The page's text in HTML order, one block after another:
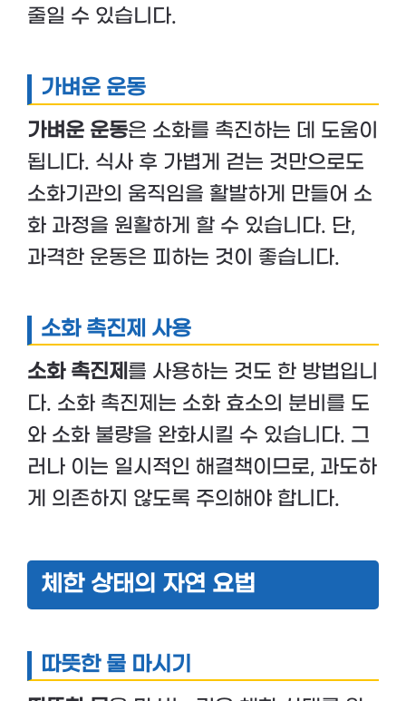
줄일 수 있습니다.
가벼운 운동
가벼운 운동은 소화를 촉진하는 데 도움이
됩니다. 식사 후 가볍게 걷는 것만으로도
소화기관의 움직임을 활발하게 만들어 소
화 과정을 원활하게 할 수 있습니다. 단,
과격한 운동은 피하는 것이 좋습니다.
소화 촉진제 사용
소화 촉진제 를 사용하는 것도 한 방법입니
다. 소화 촉진제는 소화 효소의 분비를 도
와 소화 불량을 완화시킬 수 있습니다. 그
러나 이는 일시적인 해결책이므로, 과도하
게 의존하지 않도록 주의해야 합니다.
체한 상태의 자연 요법
따뜻한 물 마시기